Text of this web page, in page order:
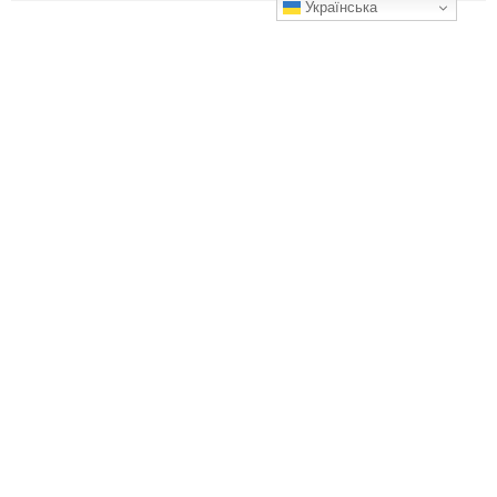
Українська